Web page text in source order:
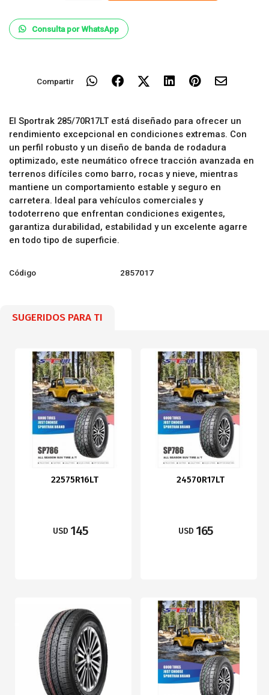
Consulta por WhatsApp
Compartir
El Sportrak 285/70R17LT está diseñado para ofrecer un
rendimiento excepcional en condiciones extremas. Con
un perfil robusto y un diseño de banda de rodadura
optimizado, este neumático ofrece tracción avanzada en
terrenos difíciles como barro, rocas y nieve, mientras
mantiene un comportamiento estable y seguro en
carretera. Ideal para vehículos comerciales y
todoterreno que enfrentan condiciones exigentes,
garantiza durabilidad, estabilidad y un excelente agarre
en todo tipo de superficie.
Código 2857017
SUGERIDOS PARA TI
22575R16LT
USD 145
24570R17LT
USD 165